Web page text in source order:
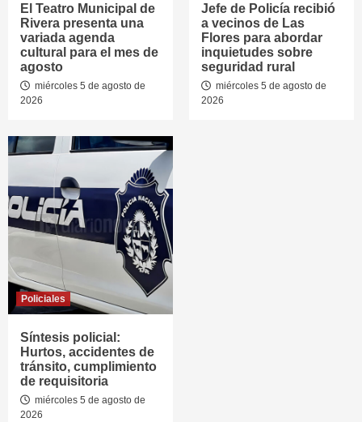
El Teatro Municipal de
Rivera presenta una
variada agenda
cultural para el mes de
agosto
miércoles 5 de agosto de
2026
Jefe de Policía recibió
a vecinos de Las
Flores para abordar
inquietudes sobre
seguridad rural
miércoles 5 de agosto de
2026
Policiales
Síntesis policial:
Hurtos, accidentes de
tránsito, cumplimiento
de requisitoria
miércoles 5 de agosto de
2026